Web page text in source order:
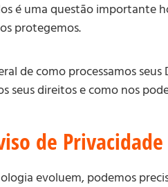
é uma questão importante
protegemos.
de como processamos seus
seus direitos e como nos
de Privacidade
evoluem, podemos